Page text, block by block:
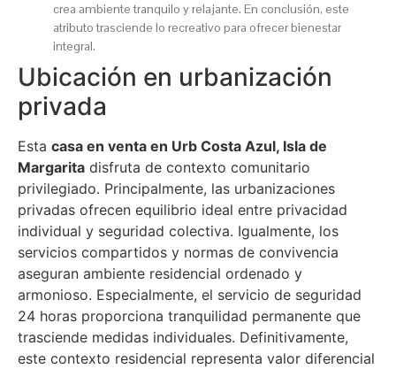
crea ambiente tranquilo y relajante. En conclusión, este
atributo trasciende lo recreativo para ofrecer bienestar
integral.
Ubicación en urbanización
privada
Esta casa en venta en Urb Costa Azul, Isla de
Margarita disfruta de contexto comunitario
privilegiado. Principalmente, las urbanizaciones
privadas ofrecen equilibrio ideal entre privacidad
individual y seguridad colectiva. Igualmente, los
servicios compartidos y normas de convivencia
aseguran ambiente residencial ordenado y
armonioso. Especialmente, el servicio de seguridad
24 horas proporciona tranquilidad permanente que
trasciende medidas individuales. Definitivamente,
este contexto residencial representa valor diferencial